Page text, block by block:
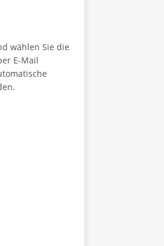
wählen Sie die
E-Mail